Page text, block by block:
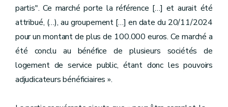
partis". Ce marché porte la référence […] et aurait été
attribué, (…), au groupement […] en date du 20/11/2024
pour un montant de plus de 100.000 euros. Ce marché a
été conclu au bénéfice de plusieurs sociétés de
logement de service public, étant donc les pouvoirs
adjudicateurs bénéficiaires ».